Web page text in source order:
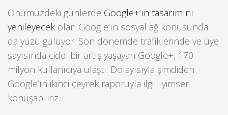
Önümüzdeki günlerde Google+’ın tasarımını
yenileyecek olan Google’ın sosyal ağ konusunda
da yüzü gülüyor. Son dönemde trafiklerinde ve üye
sayısında ciddi bir artış yaşayan Google+, 170
milyon kullanıcıya ulaştı. Dolayısıyla şimdiden
Google’ın ikinci çeyrek raporuyla ilgili iyimser
konuşabiliriz.